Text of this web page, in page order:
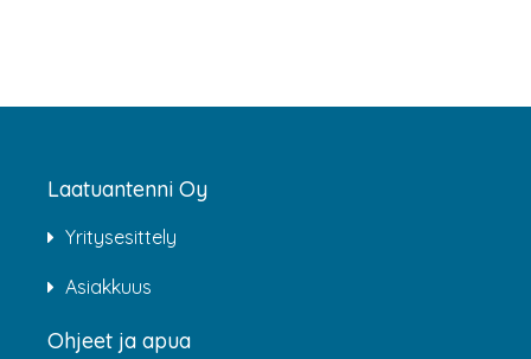
Laatuantenni Oy
Yritysesittely
Asiakkuus
Ohjeet ja apua